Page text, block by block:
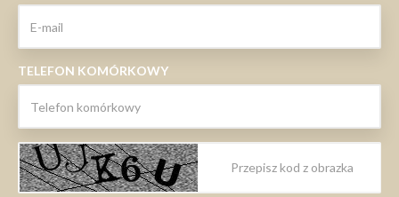
TELEFON KOMÓRKOWY